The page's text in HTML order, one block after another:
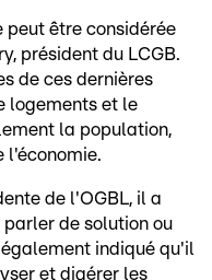
peut être considérée
président du LCGB.
de ces dernières
logements et le
la population,
l'économie.
de l'OGBL, il a
de solution ou
indiqué qu'il
et digérer les